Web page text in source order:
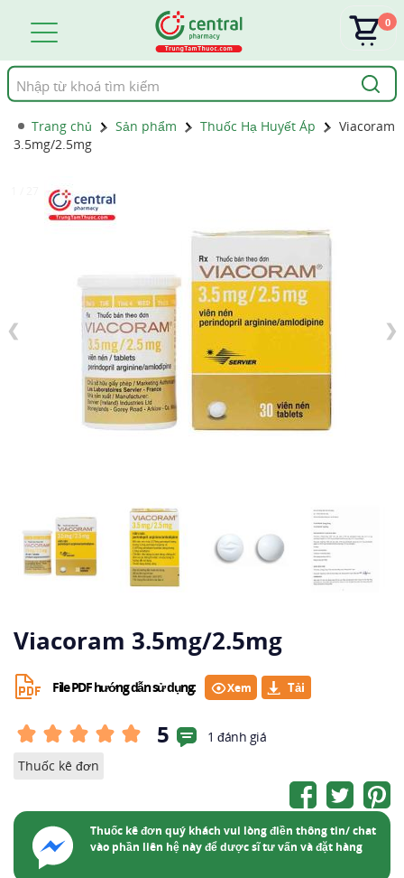
Tìm
kiếm
0
Trang chủ Sản phẩm Thuốc Hạ Huyết Áp
Viacoram
3.5mg/2.5mg
❮ ❯
Viacoram 3.5mg/2.5mg
File PDF hướng dẫn sử dụng: Xem
5
1 đánh giá
Thuốc kê đơn
Thuốc kê đơn quý khách vui lòng điền thông tin/ chat
vào phần liên hệ này để dược sĩ tư vấn và đặt hàng